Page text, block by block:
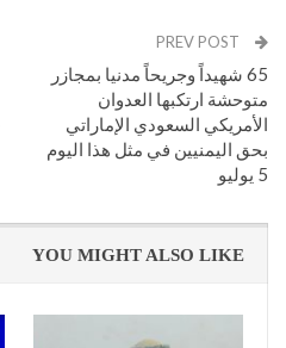
65 شهيداً وجريحاً مدنيا بمجازر
متوحشة ارتكبها العدوان
الأمريكي السعودي الإماراتي
بحق اليمنيين في مثل هذا اليوم
5 يوليو
YOU MIGHT ALSO LIKE